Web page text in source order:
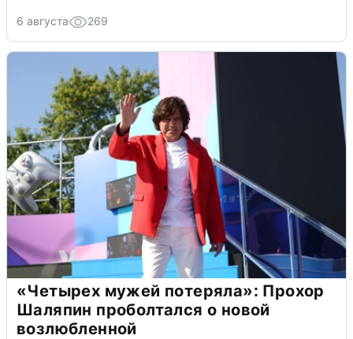
6 августа 269
«Четырех мужей потеряла»: Прохор
Шаляпин проболтался о новой
возлюбленной